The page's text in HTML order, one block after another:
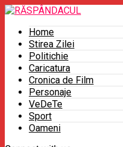
Home
Stirea Zilei
Politichie
Caricatura
Cronica de Film
Personaje
VeDeTe
Sport
Oameni